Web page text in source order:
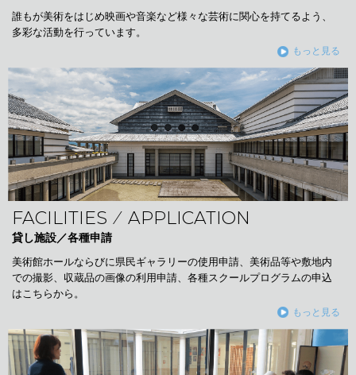
誰もが美術をはじめ映画や音楽など様々な芸術に関心を持てるよう、
多彩な活動を行っています。
もっと見る
FACILITIES ⁄ APPLICATION
貸し施設／各種申請
美術館ホールならびに県民ギャラリーの使用申請、美術品等や敷地内
での撮影、収蔵品の画像の利用申請、各種スクールプログラムの申込
はこちらから。
もっと見る